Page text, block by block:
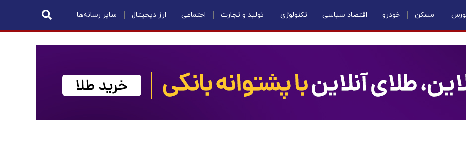
مسکن خودرو اقتصاد سیاسی تکنولوژی تولید و تجارت اجتماعی ارز دیجیتال سایر رسانه‌ها